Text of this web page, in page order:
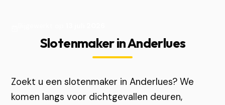
Slotenmaker in Anderlues
Zoekt u een slotenmaker in Anderlues? We
komen langs voor dichtgevallen deuren,